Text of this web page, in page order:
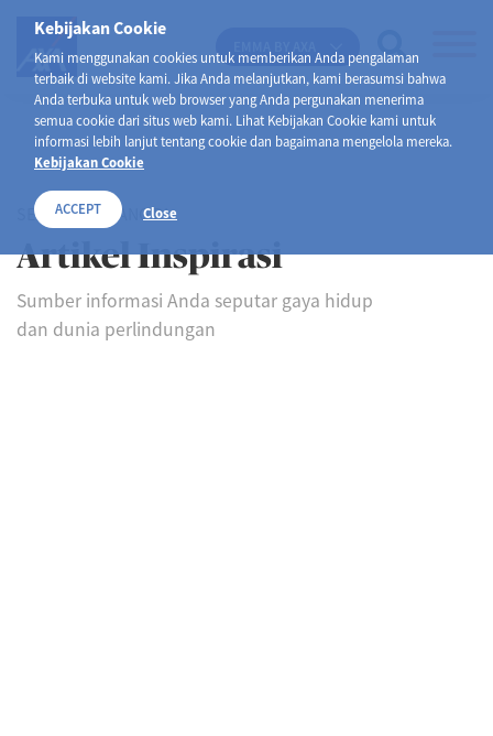
Kebijakan Cookie
Kami menggunakan cookies untuk memberikan Anda pengalaman
terbaik di website kami. Jika Anda melanjutkan, kami berasumsi bahwa
Anda terbuka untuk web browser yang Anda pergunakan menerima
semua cookie dari situs web kami. Lihat Kebijakan Cookie kami untuk
informasi lebih lanjut tentang cookie dan bagaimana mengelola mereka.
Kebijakan Cookie
ACCEPT Close
SELAMAT DATANG DI
Artikel Inspirasi
Sumber informasi Anda seputar gaya hidup
dan dunia perlindungan